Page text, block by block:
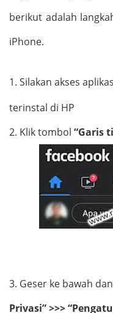
berikut adalah
iPhone.
1. Silakan akses
terinstal di HP
2. Klik tombol “Garis
3. Geser ke bawah
Privasi” >>>